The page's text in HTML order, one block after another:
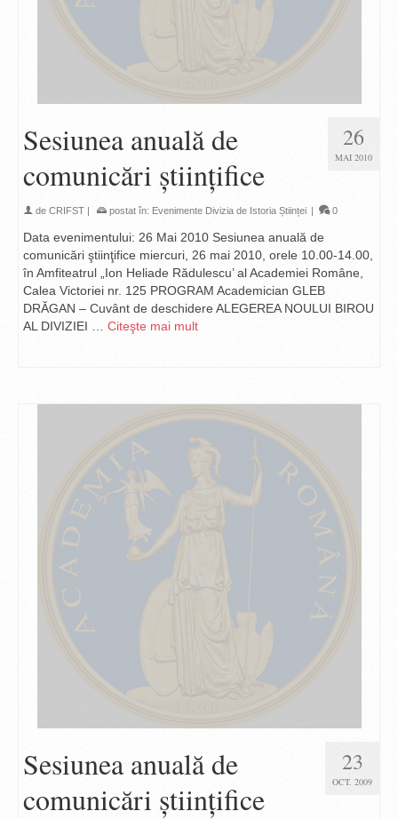
26
MAI 2010
Sesiunea anuală de
comunicări ştiinţifice
de CRIFST | postat în: Evenimente Divizia de Istoria Științei | 0
Data evenimentului: 26 Mai 2010 Sesiunea anuală de
comunicări ştiinţifice miercuri, 26 mai 2010, orele 10.00-14.00,
în Amfiteatrul „Ion Heliade Rădulescu’ al Academiei Române,
Calea Victoriei nr. 125 PROGRAM Academician GLEB
DRĂGAN – Cuvânt de deschidere ALEGEREA NOULUI BIROU
AL DIVIZIEI … Citeşte mai mult
23
OCT. 2009
Sesiunea anuală de
comunicări ştiinţifice